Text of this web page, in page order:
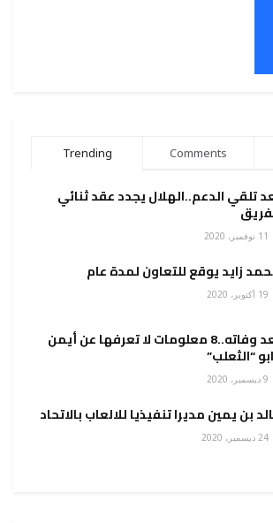
Trending Comments
تلقي الدعم..الهلال يجدد عقد ثنائي
زايد يوقع للتعاون لمدة عام
بعد وفاته..8 معلومات لا تعرفها عن أيمن
“الثعلب”
بن يمين مديرا تنفيذيا للالعاب بالاتحاد